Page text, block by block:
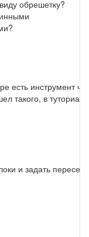
обрешетку?
есть инструмент
такого, в
и задать